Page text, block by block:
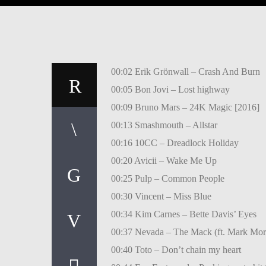
00:02 Erik Grönwall – Crash And Burn
00:05 Bon Jovi – Lost highway
00:09 Bruno Mars – 24K Magic [2016]
00:13 Smashmouth – Allstar
00:16 10CC – Dreadlock Holiday
00:20 Avicii – Wake Me Up
00:25 Pulp – Common People
00:30 Vincent – Miss Blue
00:34 Kim Carnes – Bette Davis’ Eyes
00:37 Nevada – The Mack (ft. Mark
00:40 Toto – Don’t chain my heart